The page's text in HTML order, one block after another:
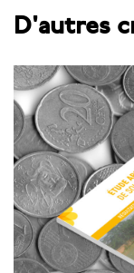
D'autres